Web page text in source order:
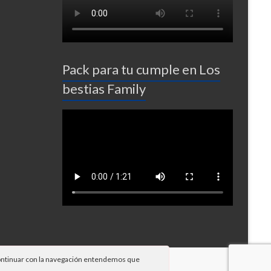
Pack para tu cumple en Los
bestias Family
con la navegación entendemos que